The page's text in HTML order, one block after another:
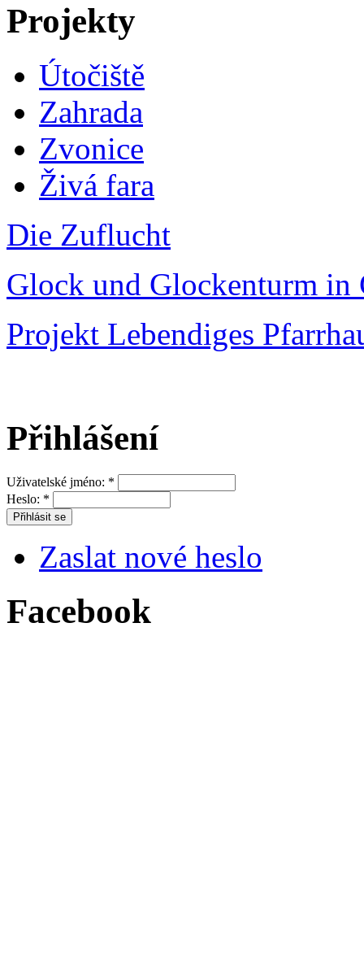
Projekty
Útočiště
Zahrada
Zvonice
Živá fara
Die Zuflucht
Glock und Glockenturm in
Projekt Lebendiges
Přihlášení
Uživatelské jméno: *
Heslo: *
Zaslat nové heslo
Facebook